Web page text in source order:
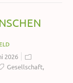
2026
Gesellschaft,